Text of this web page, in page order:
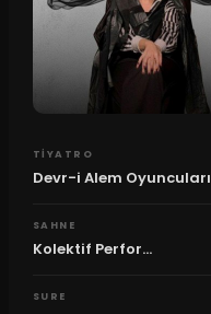
TIYATRO
Devr-i Alem Oyuncuları
SAHNE
Kolektif Perfor...
SURE